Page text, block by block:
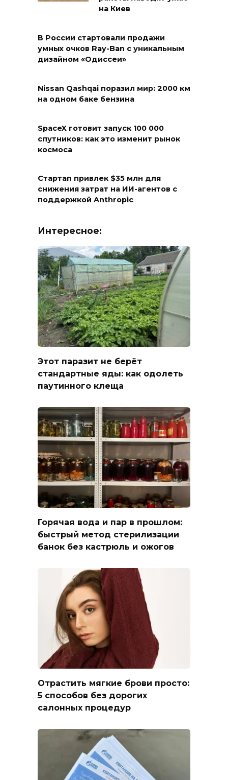
на Киев
В России стартовали продажи
умных очков Ray-Ban с уникальным
дизайном «Одиссеи»
Nissan Qashqai поразил мир: 2000 км
на одном баке бензина
SpaceX готовит запуск 100 000
спутников: как это изменит рынок
космоса
Стартап привлек $35 млн для
снижения затрат на ИИ-агентов с
поддержкой Anthropic
Интересное:
Этот паразит не берёт
стандартные яды: как одолеть
паутинного клеща
Горячая вода и пар в прошлом:
быстрый метод стерилизации
банок без кастрюль и ожогов
Отрастить мягкие брови просто:
5 способов без дорогих
салонных процедур